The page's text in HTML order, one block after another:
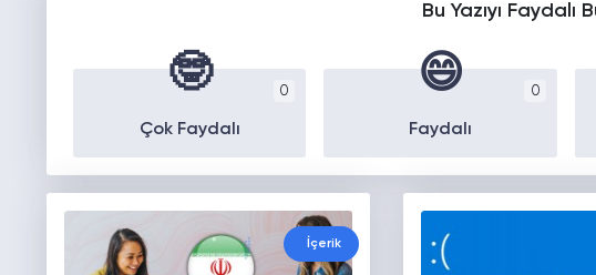
Bu Yazıyı Faydalı
0
🤓
Çok Faydalı
0
😄
Faydalı
İçerik